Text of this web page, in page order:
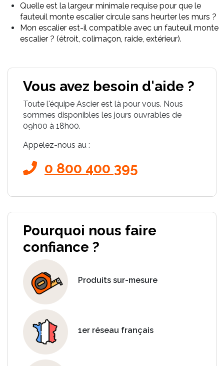
Quelle est la largeur minimale requise pour que le
fauteuil monte escalier circule sans heurter les murs ?
Mon escalier est-il compatible avec un fauteuil monte
escalier ? (étroit, colimaçon, raide, extérieur).
Vous avez besoin d'aide ?
Toute l'équipe Ascier est là pour vous. Nous
sommes disponibles les jours ouvrables de
09h00 à 18h00.
Appelez-nous au :
0 800 400 395
Pourquoi nous faire
confiance ?
Produits sur-mesure
1er réseau français